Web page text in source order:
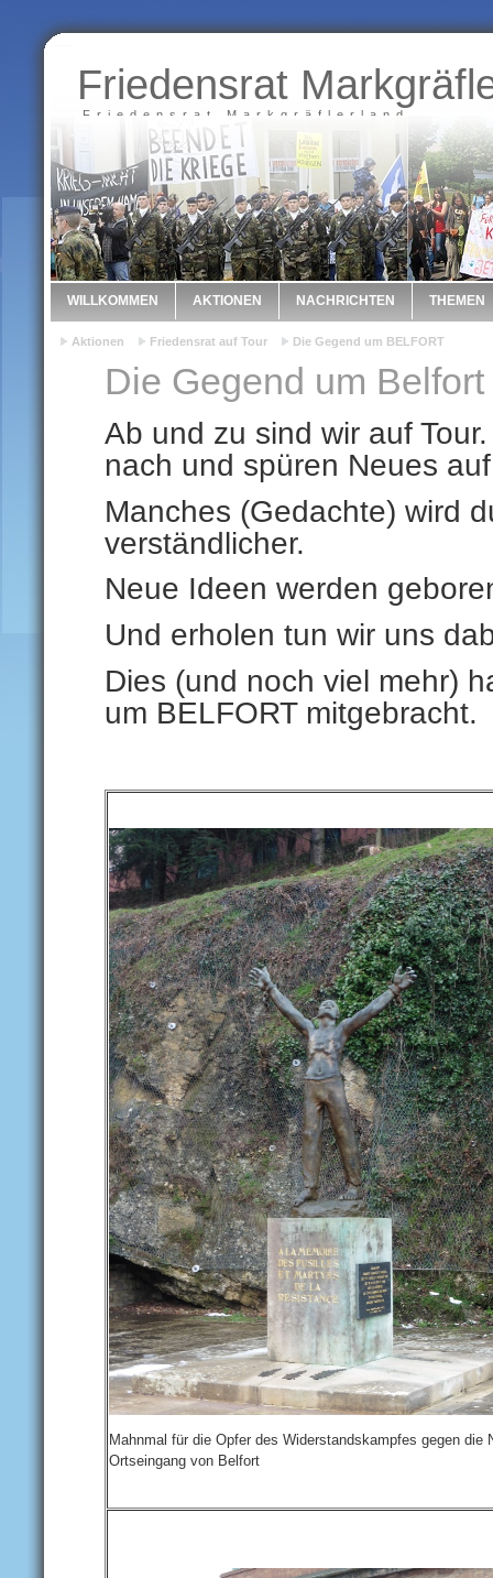
Friedensrat
Friedensrat Markgräflerland
WILLKOMMEN AKTIONEN NACHRICHTEN THEMEN
Aktionen Friedensrat auf Tour Die Gegend um BELFORT
Die Gegend um Belfort
Ab und zu sind wir auf
nach und spüren Neues
Manches (Gedachte) wird
verständlicher.
Neue Ideen werden
Und erholen tun wir uns
Dies (und noch viel mehr)
um BELFORT mitgebracht.
Mahnmal für die Opfer des Widerstandskampfes gegen die
Ortseingang von Belfort